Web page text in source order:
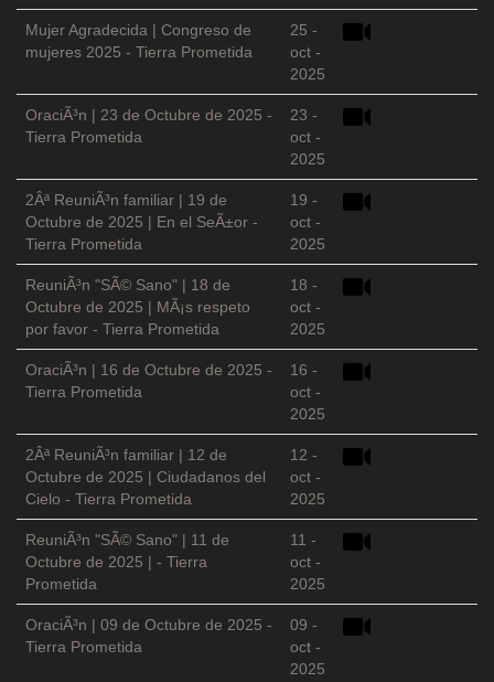
Mujer Agradecida | Congreso de
mujeres 2025 - Tierra Prometida
25 -
oct -
2025
OraciÃ³n | 23 de Octubre de 2025 -
Tierra Prometida
23 -
oct -
2025
2Âª ReuniÃ³n familiar | 19 de
Octubre de 2025 | En el SeÃ±or -
Tierra Prometida
19 -
oct -
2025
ReuniÃ³n "SÃ© Sano" | 18 de
Octubre de 2025 | MÃ¡s respeto
por favor - Tierra Prometida
18 -
oct -
2025
OraciÃ³n | 16 de Octubre de 2025 -
Tierra Prometida
16 -
oct -
2025
2Âª ReuniÃ³n familiar | 12 de
Octubre de 2025 | Ciudadanos del
Cielo - Tierra Prometida
12 -
oct -
2025
ReuniÃ³n "SÃ© Sano" | 11 de
Octubre de 2025 | - Tierra
Prometida
11 -
oct -
2025
OraciÃ³n | 09 de Octubre de 2025 -
Tierra Prometida
09 -
oct -
2025